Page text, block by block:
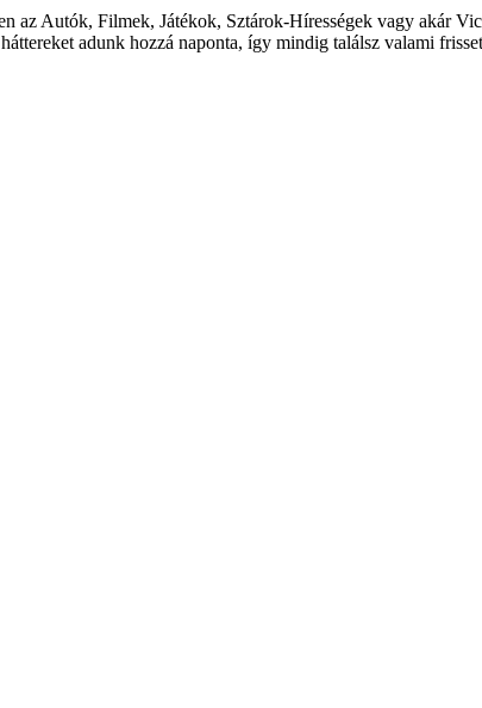
az Autók, Filmek, Játékok, Sztárok-Hírességek vagy akár
adunk hozzá naponta, így mindig találsz valami